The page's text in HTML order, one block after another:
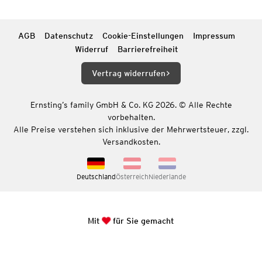
AGB Datenschutz Cookie-Einstellungen
Impressum
Widerruf
Barrierefreiheit
Vertrag widerrufen
Ernsting’s family GmbH & Co. KG 2026. © Alle Rechte
vorbehalten.
Alle Preise verstehen sich inklusive der Mehrwertsteuer, zzgl.
Versandkosten.
DeutschlandÖsterreichNiederlande
Mit für Sie gemacht